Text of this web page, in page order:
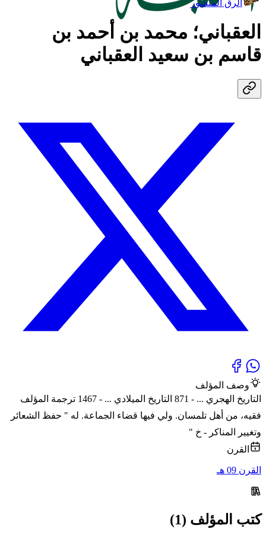
الرق المنشور
العقباني؛ محمد بن أحمد بن
قاسم بن سعيد العقباني
وصف المؤلف
التاريخ الهجري ... - 871 التاريخ الميلادي ... - 1467 ترجمة المؤلف
فقيه، من أهل تلمسان. ولي فيها قضاء الجماعة. له " حفظ الشعائر
وتغيير المناكر - خ "
القرن
القرن 09 هـ
كتب المؤلف (1)